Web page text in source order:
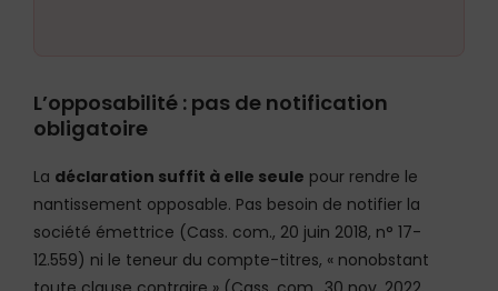
L’opposabilité : pas de notification
obligatoire
La déclaration suffit à elle seule pour rendre le
nantissement opposable. Pas besoin de notifier la
société émettrice (Cass. com., 20 juin 2018, n° 17-
12.559) ni le teneur du compte-titres, « nonobstant